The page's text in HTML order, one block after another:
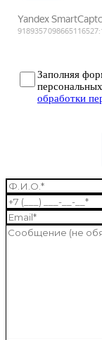
Заполняя
обработки